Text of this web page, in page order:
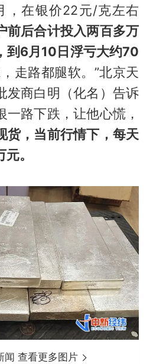
，在银价22元/克左右
前后合计投入两百多万
到6月10日浮亏大约70
走路都腿软。”北京天
发商白明（化名）告诉
一路下跌，让他心慌，
货，当前行情下，每天
。
闻 查看更多图片